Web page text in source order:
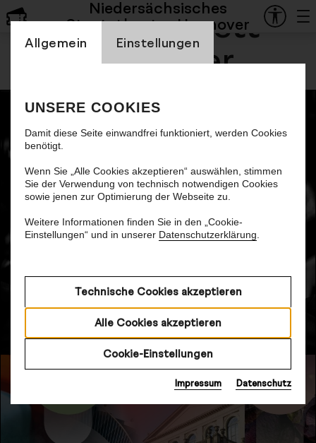
Einstellung Cookienbanner
Allgemein
Einstellungen
UNSERE COOKIES
Damit diese Seite einwandfrei funktioniert, werden Cookies
benötigt.
Wenn Sie „Alle Cookies akzeptieren“ auswählen, stimmen
Sie der Verwendung von technisch notwendigen Cookies
sowie jenen zur Optimierung der Webseite zu.
Weitere Informationen finden Sie in den „Cookie-
Einstellungen“ und in unserer Datenschutzerklärung
Technische Cookies akzeptieren
Alle Cookies akzeptieren
Cookie-Einstellungen
Impressum Datenschutz
Niedersächsisches
Staatstheater Hannover
Staatsballett
Hannover
Goyo Montero
Ballettdirektor